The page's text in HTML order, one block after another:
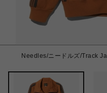
Needles/ニードルズ/Track